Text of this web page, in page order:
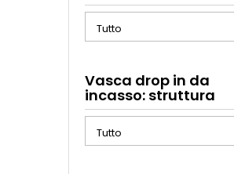
Vasca drop in da
incasso: struttura